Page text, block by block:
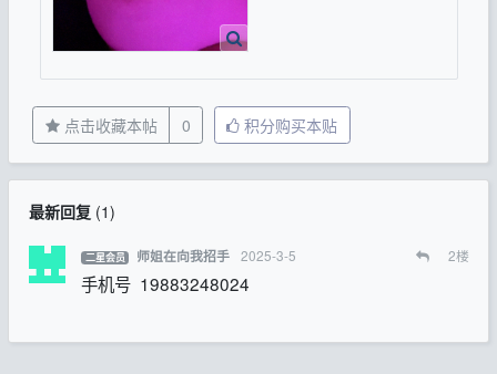
点击收藏本帖 0 积分购买本贴
最新回复(1)
二星会员 师姐在向我招手 2025-3-5 2楼
手机号 19883248024